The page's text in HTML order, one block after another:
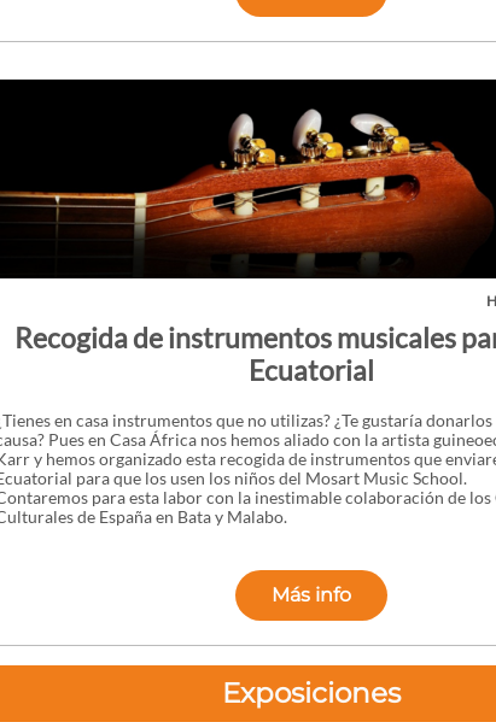
Recogida de instrumentos musicales
Ecuatorial
en casa instrumentos que no utilizas? ¿Te gustaría
Pues en Casa África nos hemos aliado con la artista
y hemos organizado esta recogida de instrumentos que
para que los usen los niños del Mosart Music School.
para esta labor con la inestimable colaboración de los
de España en Bata y Malabo.
Más info
Exposiciones